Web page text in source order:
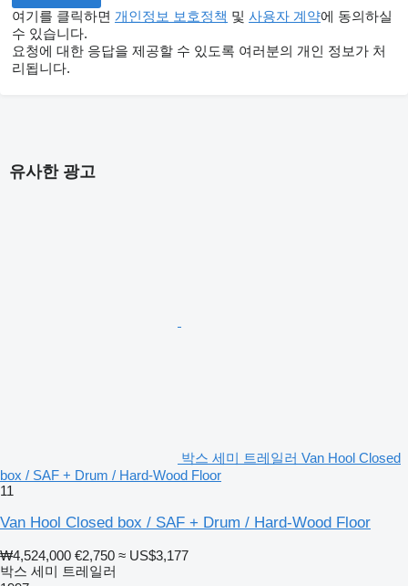
여기를 클릭하면 개인정보 보호정책 및 사용자 계약에 동의하실
수 있습니다.
요청에 대한 응답을 제공할 수 있도록 여러분의 개인 정보가 처
리됩니다.
유사한 광고
박스 세미 트레일러 Van Hool Closed
box / SAF + Drum / Hard-Wood Floor
11
Van Hool Closed box / SAF + Drum / Hard-Wood Floor
₩4,524,000 €2,750 ≈ US$3,177
박스 세미 트레일러